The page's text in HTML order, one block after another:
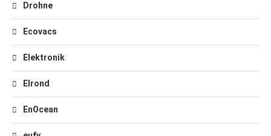
Drohne
Ecovacs
Elektronik
Elrond
EnOcean